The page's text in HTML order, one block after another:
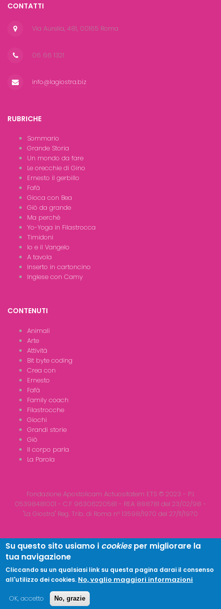
CONTATTI
Via Aurelia, 481, 00165 Roma
06 66 1321
info@lagiostra.biz
RUBRICHE
Sommario
Grande Storia
Un mondo da fare
Le orecchie di Gino
Ernesto il gerbillo
Fafà
Gioca con Bea
Giò da grande
Ma perchè
Yo-Yoga in Filastrocca
Timidoni
Io e il Vangelo
A tavola
Inserto in cartoncino
Inglese con Camy
CONTENUTI
Animali
Arte
Attività
Bit byte coding
Crea con
Ernesto
Fafà
Family coach
Filastrocche
Giochi
Grandi storie
Giò
Il corpo parla
La Parola
Fondazione Apostolicam Actuositatem ETS © 2023 - P.I.
05398481001 - C.F 96306220581 - REA 888781 del 23/02/98 -
"La Giostra" Reg. Trib. di Roma n° 13598/1970 del 27/11/1970
Copyright © 2026LA GIOSTRA | All Rights Reserved
Su questo sito usiamo i cookiesper migliorare la
tua navigazione
Cliccando su un qualsiasi link su questa pagina darai il consenso
all'utilizzo dei cookies. No, voglio maggiori informazioni
OK, accetto
No, grazie